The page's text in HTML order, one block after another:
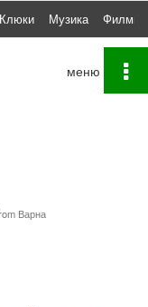
Клюки Музика Филми
Варна